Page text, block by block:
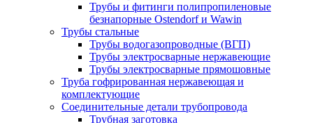
Трубы и фитинги полипропиленовые
безнапорные Ostendorf и Wawin
Трубы стальные
Трубы водогазопроводные (ВГП)
Трубы электросварные нержавеющие
Трубы электросварные прямошовные
Труба гофрированная нержавеющая и
комплектующие
Соединительные детали трубопровода
Трубная заготовка